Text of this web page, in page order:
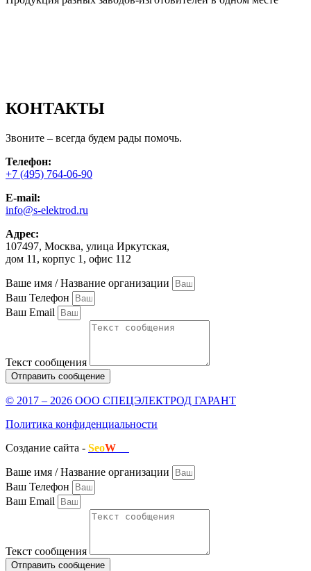
КОНТАКТЫ
Звоните – всегда будем рады помочь.
Телефон:
+7 (495) 764-06-90
E-mail:
info@s-elektrod.ru
Адрес:
107497, Москва, улица Иркутская,
дом 11, корпус 1, офис 112
Ваше имя / Название организации
Ваш Телефон
Ваш Email
Текст сообщения
Отправить сообщение
© 2017 – 2026 ООО СПЕЦЭЛЕКТРОД ГАРАНТ
Политика конфиденциальности
Создание сайта - SeoW.ru
Ваше имя / Название организации
Ваш Телефон
Ваш Email
Текст сообщения
Отправить сообщение